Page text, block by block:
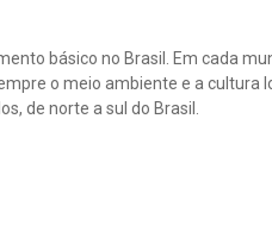
básico no Brasil. Em cada
o meio ambiente e a cultura
de norte a sul do Brasil.